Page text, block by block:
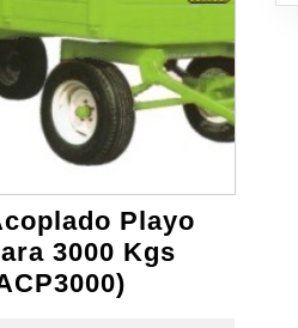
Playo
3000 Kgs
Acoplado